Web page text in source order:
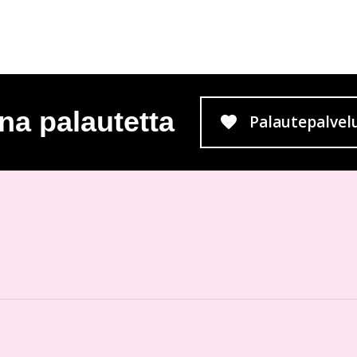
palautetta Siirtyy